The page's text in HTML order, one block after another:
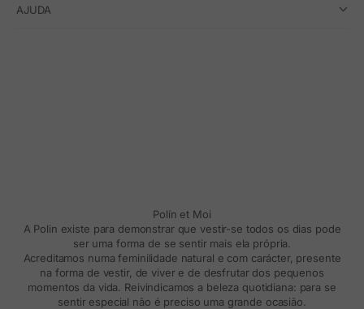
AJUDA
Polín et Moi
A Polin existe para demonstrar que vestir-se todos os dias pode
ser uma forma de se sentir mais ela própria.
Acreditamos numa feminilidade natural e com carácter, presente
na forma de vestir, de viver e de desfrutar dos pequenos
momentos da vida. Reivindicamos a beleza quotidiana: para se
sentir especial não é preciso uma grande ocasião.